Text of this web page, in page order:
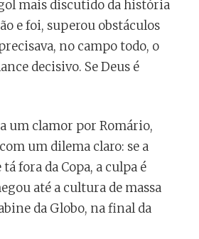
gol mais discutido da história
e foi, superou obstáculos
no campo todo, o
decisivo. Se Deus é
um clamor por Romário,
um dilema claro: se a
fora da Copa, a culpa é
até a cultura de massa
da Globo, na final da